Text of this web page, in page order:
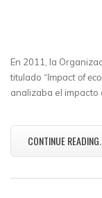
En 2011, la
titulado “Impact of
analizaba el impacto
CONTINUE READING..